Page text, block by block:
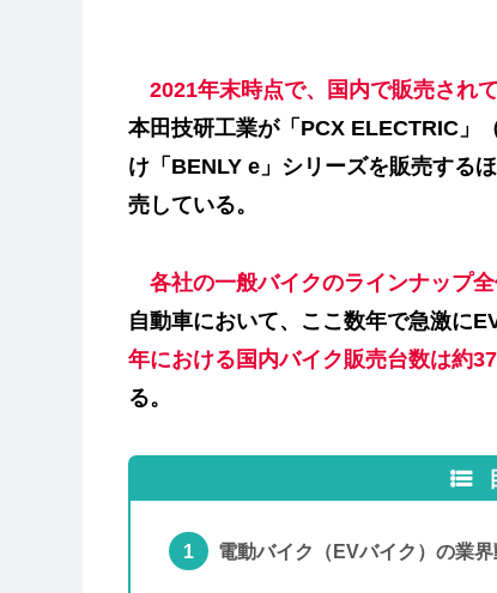
2021年末時点で、国内で販売され
本田技研工業が「PCX ELECTRIC」
け「BENLY e」シリーズを販売する
売している。
各社の一般バイクのラインナップ
自動車において、ここ数年で急激に
年における国内バイク販売台数は約
る。
電動バイク（EVバイク）の業界